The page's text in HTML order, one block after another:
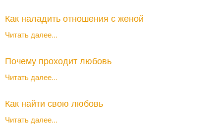
Как наладить отношения с женой
Читать далее...
Почему проходит любовь
Читать далее...
Как найти свою любовь
Читать далее...